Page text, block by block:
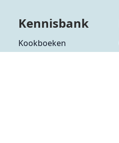
Kennisbank
Kookboeken